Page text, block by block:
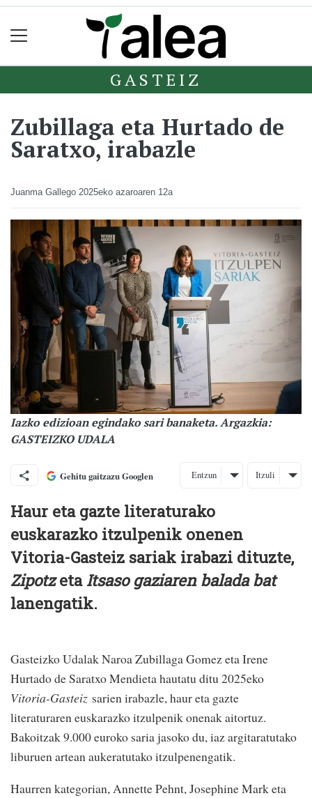
GASTEIZ
Zubillaga eta Hurtado de
Saratxo, irabazle
Juanma Gallego 2025eko azaroaren 12a
Iazko edizioan egindako sari banaketa. Argazkia:
GASTEIZKO UDALA
Gehitu gaitzazu Googlen Entzun Itzuli
Haur eta gazte literaturako
euskarazko itzulpenik onenen
Vitoria-Gasteiz sariak irabazi dituzte,
Zipotzeta Itsaso gaziaren balada bat
lanengatik.
Gasteizko Udalak Naroa Zubillaga Gomez eta Irene
Hurtado de Saratxo Mendieta hautatu ditu 2025eko
Vitoria-Gasteiz sarien irabazle, haur eta gazte
literaturaren euskarazko itzulpenik onenak aitortuz.
Bakoitzak 9.000 euroko saria jasoko du, iaz argitaratutako
liburuen artean aukeratutako itzulpenengatik.
Haurren kategorian, Annette Pehnt, Josephine Mark eta